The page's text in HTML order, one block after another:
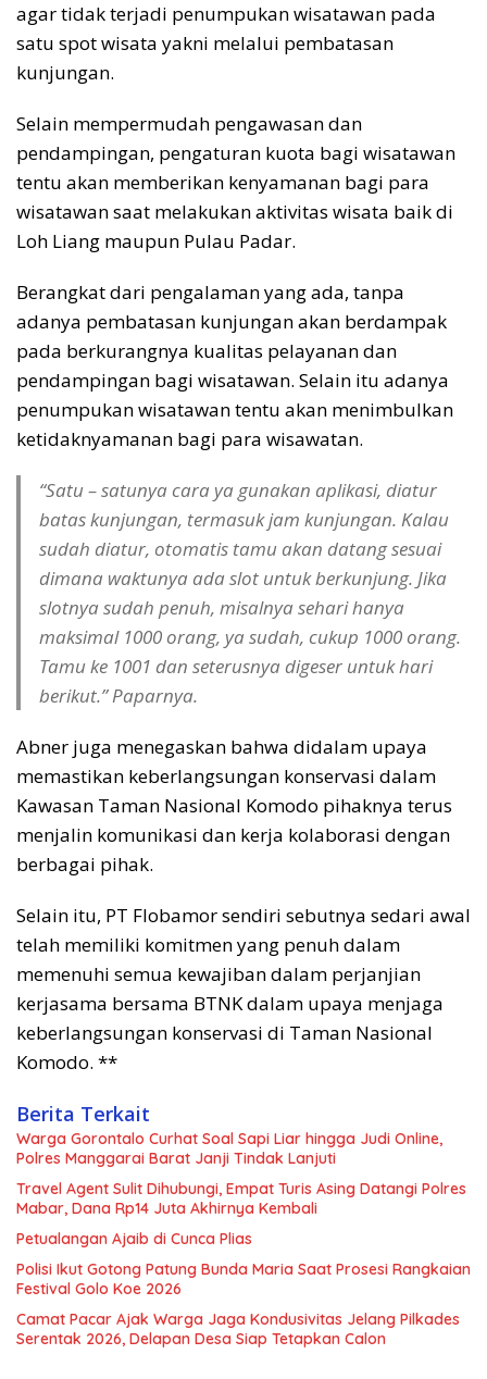
agar tidak terjadi penumpukan wisatawan pada
satu spot wisata yakni melalui pembatasan
kunjungan.
Selain mempermudah pengawasan dan
pendampingan, pengaturan kuota bagi wisatawan
tentu akan memberikan kenyamanan bagi para
wisatawan saat melakukan aktivitas wisata baik di
Loh Liang maupun Pulau Padar.
Berangkat dari pengalaman yang ada, tanpa
adanya pembatasan kunjungan akan berdampak
pada berkurangnya kualitas pelayanan dan
pendampingan bagi wisatawan. Selain itu adanya
penumpukan wisatawan tentu akan menimbulkan
ketidaknyamanan bagi para wisawatan.
“Satu – satunya cara ya gunakan aplikasi, diatur
batas kunjungan, termasuk jam kunjungan. Kalau
sudah diatur, otomatis tamu akan datang sesuai
dimana waktunya ada slot untuk berkunjung. Jika
slotnya sudah penuh, misalnya sehari hanya
maksimal 1000 orang, ya sudah, cukup 1000 orang.
Tamu ke 1001 dan seterusnya digeser untuk hari
berikut.” Paparnya.
Abner juga menegaskan bahwa didalam upaya
memastikan keberlangsungan konservasi dalam
Kawasan Taman Nasional Komodo pihaknya terus
menjalin komunikasi dan kerja kolaborasi dengan
berbagai pihak.
Selain itu, PT Flobamor sendiri sebutnya sedari awal
telah memiliki komitmen yang penuh dalam
memenuhi semua kewajiban dalam perjanjian
kerjasama bersama BTNK dalam upaya menjaga
keberlangsungan konservasi di Taman Nasional
Komodo. **
Berita Terkait
Warga Gorontalo Curhat Soal Sapi Liar hingga Judi Online,
Polres Manggarai Barat Janji Tindak Lanjuti
Travel Agent Sulit Dihubungi, Empat Turis Asing Datangi Polres
Mabar, Dana Rp14 Juta Akhirnya Kembali
Petualangan Ajaib di Cunca Plias
Polisi Ikut Gotong Patung Bunda Maria Saat Prosesi Rangkaian
Festival Golo Koe 2026
Camat Pacar Ajak Warga Jaga Kondusivitas Jelang Pilkades
Serentak 2026, Delapan Desa Siap Tetapkan Calon